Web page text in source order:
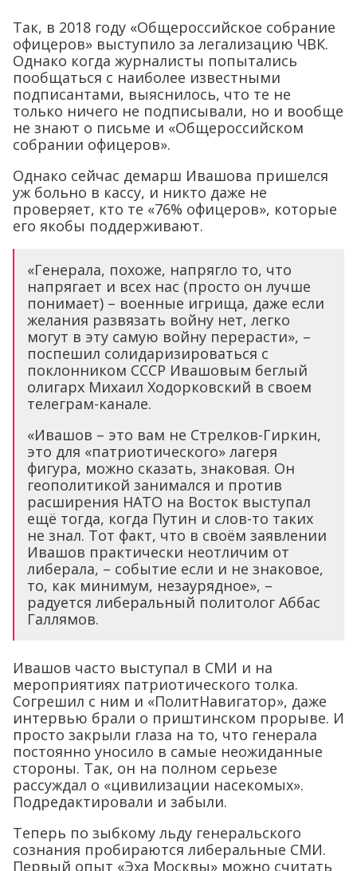
Так, в 2018 году «Общероссийское собрание
офицеров» выступило за легализацию ЧВК.
Однако когда журналисты попытались
пообщаться с наиболее известными
подписантами, выяснилось, что те не
только ничего не подписывали, но и вообще
не знают о письме и «Общероссийском
собрании офицеров».
Однако сейчас демарш Ивашова пришелся
уж больно в кассу, и никто даже не
проверяет, кто те «76% офицеров», которые
его якобы поддерживают.
«Генерала, похоже, напрягло то, что
напрягает и всех нас (просто он лучше
понимает) – военные игрища, даже если
желания развязать войну нет, легко
могут в эту самую войну перерасти», –
поспешил солидаризироваться с
поклонником СССР Ивашовым беглый
олигарх Михаил Ходорковский в своем
телеграм-канале.
«Ивашов – это вам не Стрелков-Гиркин,
это для «патриотического» лагеря
фигура, можно сказать, знаковая. Он
геополитикой занимался и против
расширения НАТО на Восток выступал
ещё тогда, когда Путин и слов-то таких
не знал. Тот факт, что в своём заявлении
Ивашов практически неотличим от
либерала, – событие если и не знаковое,
то, как минимум, незаурядное», –
радуется либеральный политолог Аббас
Галлямов.
Ивашов часто выступал в СМИ и на
мероприятиях патриотического толка.
Согрешил с ним и «ПолитНавигатор», даже
интервью брали о приштинском прорыве. И
просто закрыли глаза на то, что генерала
постоянно уносило в самые неожиданные
стороны. Так, он на полном серьезе
рассуждал о «цивилизации насекомых».
Подредактировали и забыли.
Теперь по зыбкому льду генеральского
сознания пробираются либеральные СМИ.
Первый опыт «Эха Москвы» можно считать